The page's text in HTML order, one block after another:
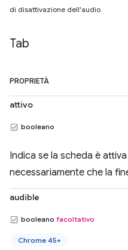
di disattivazione dell'audio.
Tab
PROPRIETÀ
attivo
booleano
Indica se la scheda è
necessariamente che la
audible
booleano facoltativo
Chrome 45+